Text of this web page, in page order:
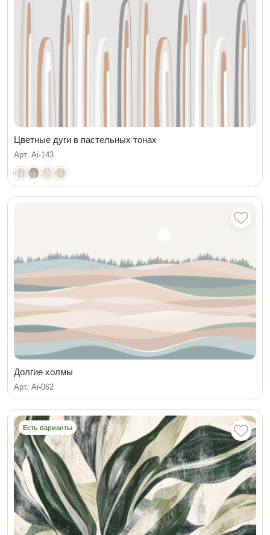
Цветные дуги в пастельных тонах
Арт. Ai-143
Долгие холмы
Арт. Ai-062
Есть варианты